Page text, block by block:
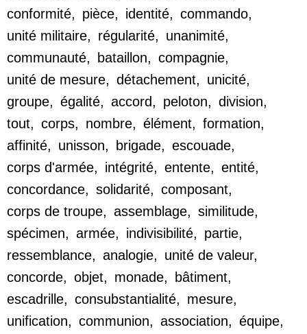
conformité, pièce, identité, commando,
unité militaire, régularité, unanimité,
communauté, bataillon, compagnie,
unité de mesure, détachement, unicité,
groupe, égalité, accord, peloton, division,
tout, corps, nombre, élément, formation,
affinité, unisson, brigade, escouade,
corps d'armée, intégrité, entente, entité,
concordance, solidarité, composant,
corps de troupe, assemblage, similitude,
spécimen, armée, indivisibilité, partie,
ressemblance, analogie, unité de valeur,
concorde, objet, monade, bâtiment,
escadrille, consubstantialité, mesure,
unification, communion, association, équipe,